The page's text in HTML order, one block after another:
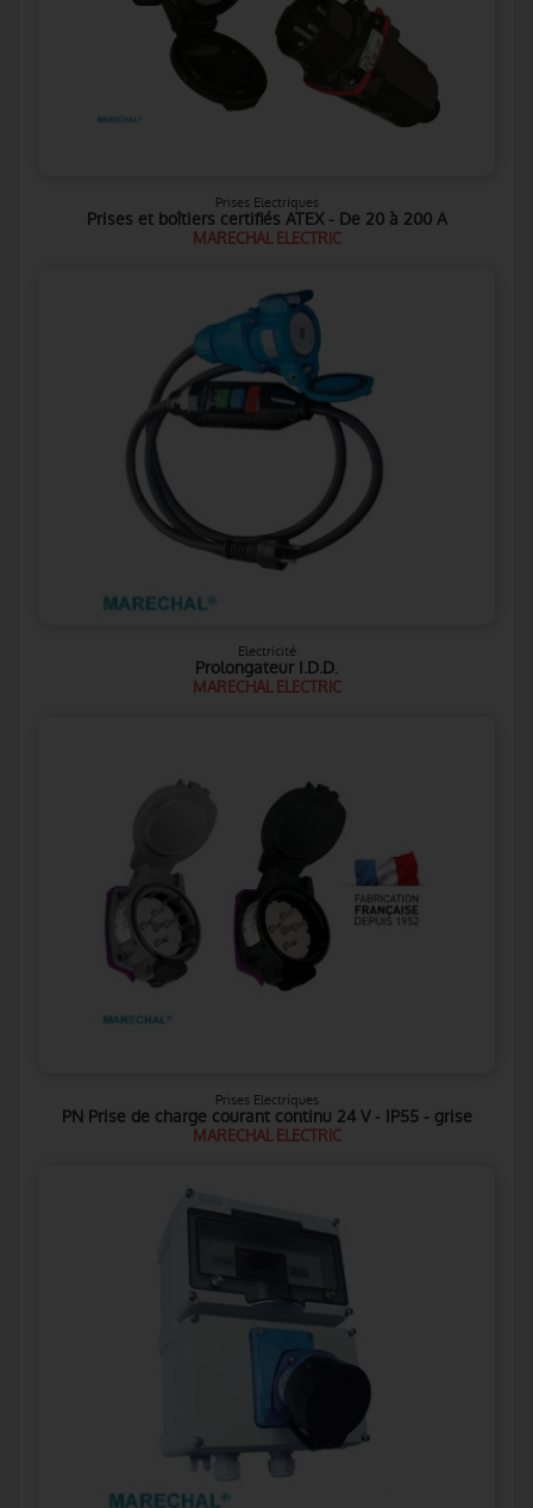
Prises Electriques
Prises et boîtiers certifiés ATEX - De 20 à 200 A
MARECHAL ELECTRIC
Electricité
Prolongateur I.D.D.
MARECHAL ELECTRIC
Prises Electriques
PN Prise de charge courant continu 24 V - IP55 - grise
MARECHAL ELECTRIC